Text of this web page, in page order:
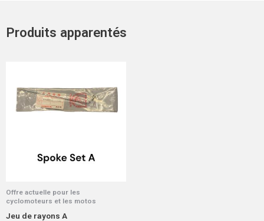
Produits apparentés
Offre actuelle pour les
cyclomoteurs et les motos
Jeu de rayons A